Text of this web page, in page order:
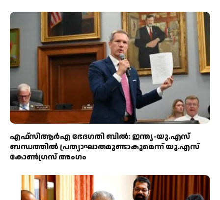
എഫ്‌സിആർഎ ഭേദഗതി ബിൽ: ഇന്ത്യ-യു.എസ്
ബന്ധത്തിൽ പ്രത്യാഘാതമുണ്ടാകുമെന്ന് യു.എസ്
കോൺഗ്രസ് അംഗം